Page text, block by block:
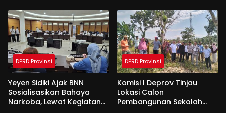
Apresiasi Dari Pemda
Tanah Suci
DPRD Provinsi
Yeyen Sidiki Ajak BNN
Sosialisasikan Bahaya
Narkoba, Lewat Kegiatan
DPRD Provinsi
Komisi I Deprov Tinjau
Lokasi Calon
Pembangunan Sekolah